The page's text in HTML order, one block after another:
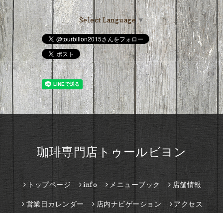
Select Language▼
珈琲専門店トゥールビヨン
トップページ info メニューブック 店舗情報
営業日カレンダー 店内ナビゲーション アクセス